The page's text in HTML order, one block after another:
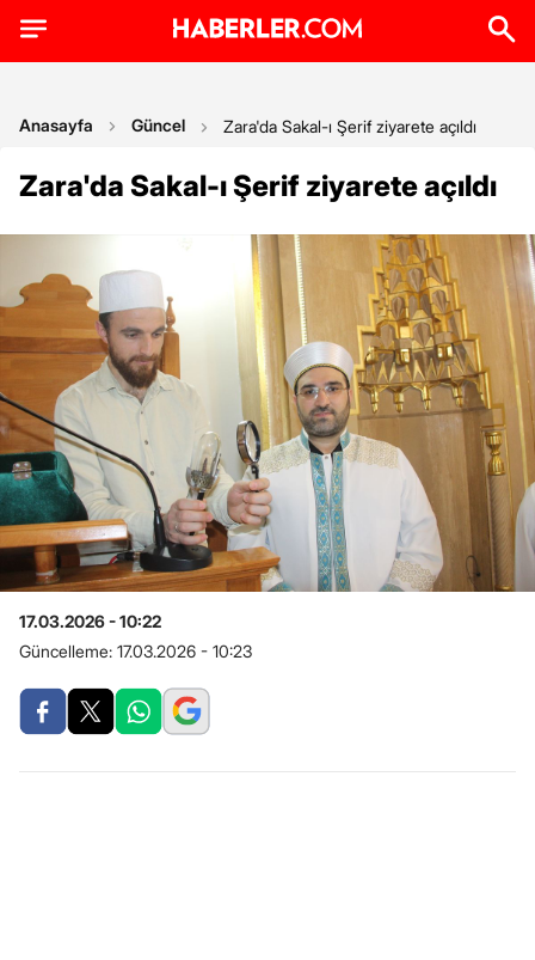
Anasayfa Güncel Zara'da Sakal-ı Şerif ziyarete açıldı
Zara'da Sakal-ı Şerif ziyarete açıldı
17.03.2026 - 10:22
Güncelleme: 17.03.2026 - 10:23